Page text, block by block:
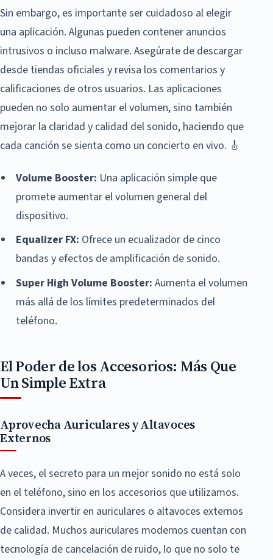
Sin embargo, es importante ser cuidadoso al elegir
una aplicación. Algunas pueden contener anuncios
intrusivos o incluso malware. Asegúrate de descargar
desde tiendas oficiales y revisa los comentarios y
calificaciones de otros usuarios. Las aplicaciones
pueden no solo aumentar el volumen, sino también
mejorar la claridad y calidad del sonido, haciendo que
cada canción se sienta como un concierto en vivo. 🎸
Volume Booster: Una aplicación simple que
promete aumentar el volumen general del
dispositivo.
Equalizer FX: Ofrece un ecualizador de cinco
bandas y efectos de amplificación de sonido.
Super High Volume Booster: Aumenta el volumen
más allá de los límites predeterminados del
teléfono.
El Poder de los Accesorios: Más Que
Un Simple Extra
Aprovecha Auriculares y Altavoces
Externos
A veces, el secreto para un mejor sonido no está solo
en el teléfono, sino en los accesorios que utilizamos.
Considera invertir en auriculares o altavoces externos
de calidad. Muchos auriculares modernos cuentan con
tecnología de cancelación de ruido, lo que no solo te